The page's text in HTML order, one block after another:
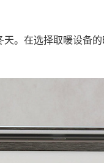
。在选择取暖设备